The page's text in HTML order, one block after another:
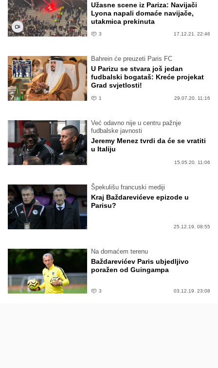
Užasne scene iz Pariza: Navijači
Lyona napali domaće navijače,
utakmica prekinuta
3 17.12.21. 22:46
Bahrein će preuzeti Paris FC
U Parizu se stvara još jedan
fudbalski bogataš: Kreće projekat
Grad svjetlosti!
1 29.07.20. 11:16
Već odavno nije u centru pažnje
fudbalske javnosti
Jeremy Menez tvrdi da će se vratiti
u Italiju
15.05.20. 11:06
Špekulišu francuski mediji
Kraj Baždarevićeve epizode u
Parisu?
25.12.19. 08:55
Na domaćem terenu
Baždarevićev Paris ubjedljivo
poražen od Guingampa
3 03.12.19. 23:08